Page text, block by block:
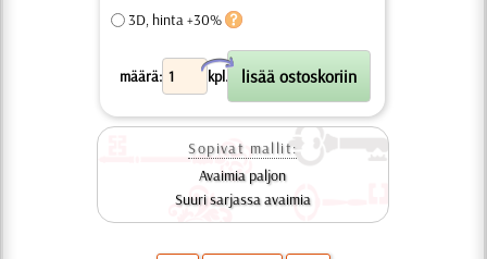
3D, hinta +30%
määrä: kpl.
X
Sopivat mallit:
Avaimia paljon
Suuri sarjassa avaimia